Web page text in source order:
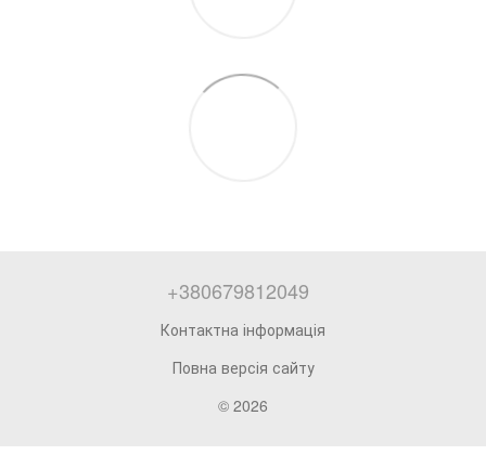
+380679812049
Контактна інформація
Повна версія сайту
© 2026